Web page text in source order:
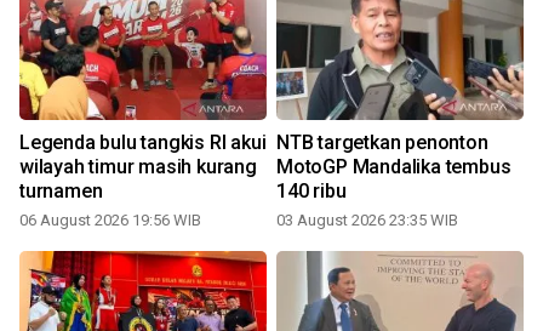
Legenda bulu tangkis RI akui
wilayah timur masih kurang
turnamen
06 August 2026 19:56 WIB
NTB targetkan penonton
MotoGP Mandalika tembus
140 ribu
03 August 2026 23:35 WIB